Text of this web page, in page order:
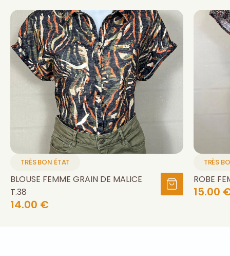
TRÈS BON ÉTAT
BLOUSE FEMME GRAIN DE MALICE
T.38
14.00 €
TRÈS
ROBE
15.00